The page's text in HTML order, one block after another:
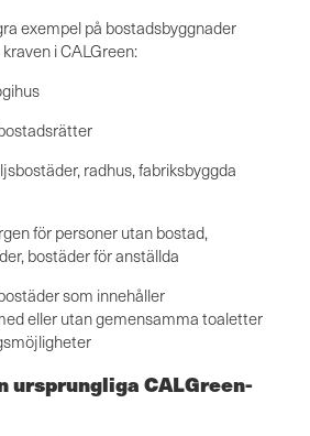
exempel på bostadsbyggnader
i CALGreen:
radhus, fabriksbyggda
för personer utan bostad,
bostäder för anställda
som innehåller
eller utan gemensamma toaletter
ursprungliga CALGreen-